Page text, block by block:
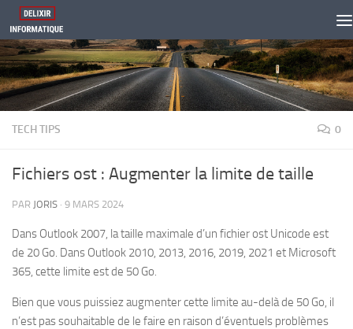
Skip to content
TECH TIPS 0
Fichiers ost : Augmenter la limite de taille
PAR JORIS · 9 MARS 2024
Dans Outlook 2007, la taille maximale d’un fichier ost Unicode est
de 20 Go. Dans Outlook 2010, 2013, 2016, 2019, 2021 et Microsoft
365, cette limite est de 50 Go.
Bien que vous puissiez augmenter cette limite au-delà de 50 Go, il
n’est pas souhaitable de le faire en raison d’éventuels problèmes